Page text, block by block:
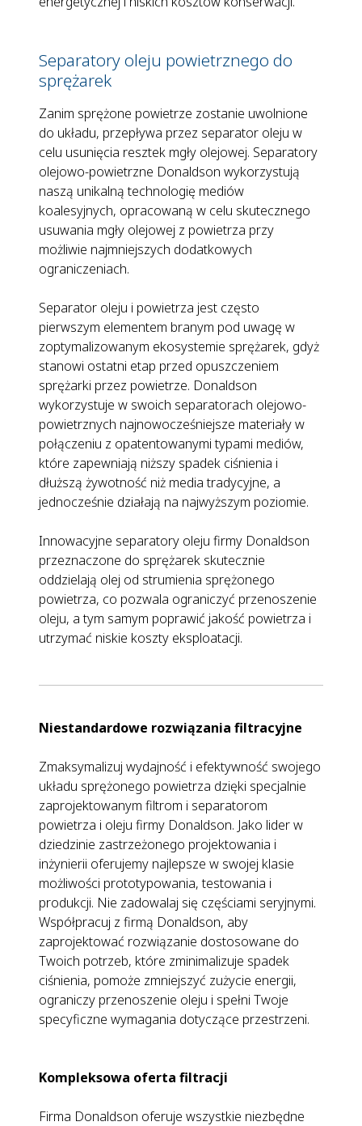
Separatory oleju powietrznego do
sprężarek
Zanim sprężone powietrze zostanie uwolnione
do układu, przepływa przez separator oleju w
celu usunięcia resztek mgły olejowej. Separatory
olejowo-powietrzne Donaldson wykorzystują
naszą unikalną technologię mediów
koalesyjnych, opracowaną w celu skutecznego
usuwania mgły olejowej z powietrza przy
możliwie najmniejszych dodatkowych
ograniczeniach.
Separator oleju i powietrza jest często
pierwszym elementem branym pod uwagę w
zoptymalizowanym ekosystemie sprężarek, gdyż
stanowi ostatni etap przed opuszczeniem
sprężarki przez powietrze. Donaldson
wykorzystuje w swoich separatorach olejowo-
powietrznych najnowocześniejsze materiały w
połączeniu z opatentowanymi typami mediów,
które zapewniają niższy spadek ciśnienia i
dłuższą żywotność niż media tradycyjne, a
jednocześnie działają na najwyższym poziomie.
Innowacyjne separatory oleju firmy Donaldson
przeznaczone do sprężarek skutecznie
oddzielają olej od strumienia sprężonego
powietrza, co pozwala ograniczyć przenoszenie
oleju, a tym samym poprawić jakość powietrza i
utrzymać niskie koszty eksploatacji.
Niestandardowe rozwiązania filtracyjne
Zmaksymalizuj wydajność i efektywność swojego
układu sprężonego powietrza dzięki specjalnie
zaprojektowanym filtrom i separatorom
powietrza i oleju firmy Donaldson. Jako lider w
dziedzinie zastrzeżonego projektowania i
inżynierii oferujemy najlepsze w swojej klasie
możliwości prototypowania, testowania i
produkcji. Nie zadowalaj się częściami seryjnymi.
Współpracuj z firmą Donaldson, aby
zaprojektować rozwiązanie dostosowane do
Twoich potrzeb, które zminimalizuje spadek
ciśnienia, pomoże zmniejszyć zużycie energii,
ograniczy przenoszenie oleju i spełni Twoje
specyficzne wymagania dotyczące przestrzeni.
Kompleksowa oferta filtracji
Firma Donaldson oferuje wszystkie niezbędne